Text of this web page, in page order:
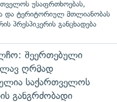
უსაფრთხოებას,
და ტერიტორიულ მთლიანობას
პრესპიკერის განცხადება
შეერთებული
ღრმად
საქართველოს
განგრძობადი